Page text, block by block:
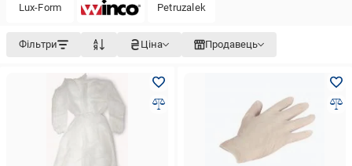
Lux-Form Petruzalek
Фільтри Ціна Продавець